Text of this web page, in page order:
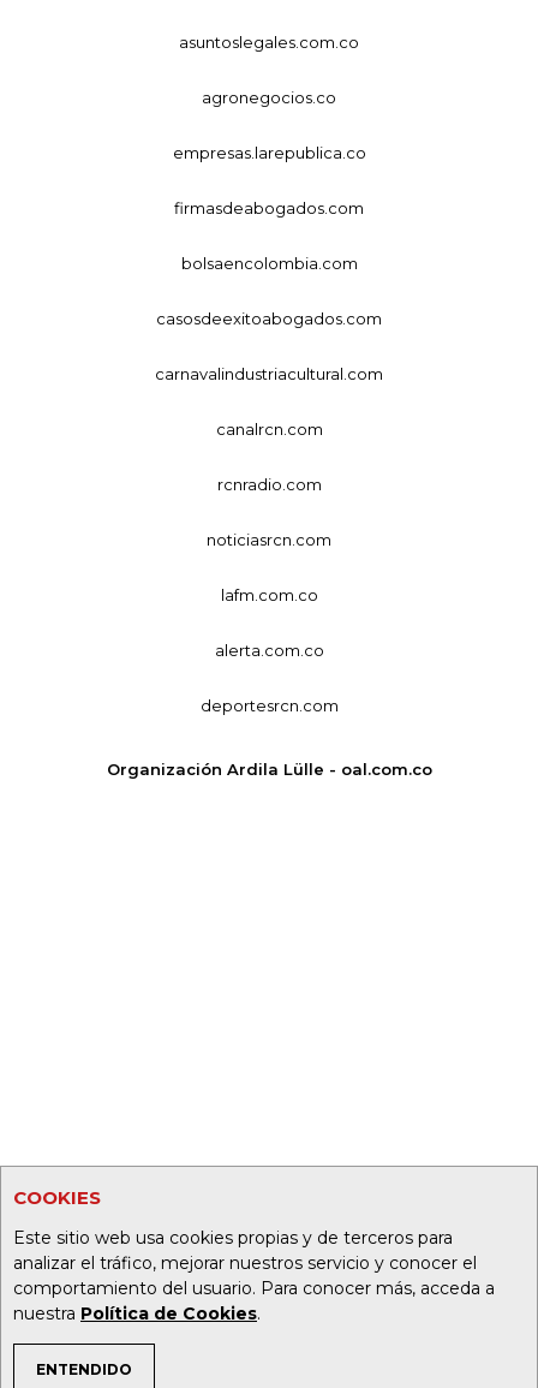
COOKIES
Este sitio web usa cookies propias y de terceros para
analizar el tráfico, mejorar nuestros servicio y conocer el
comportamiento del usuario. Para conocer más, acceda a
nuestra Política de Cookies.
ENTENDIDO
asuntoslegales.com.co
agronegocios.co
empresas.larepublica.co
firmasdeabogados.com
bolsaencolombia.com
casosdeexitoabogados.com
carnavalindustriacultural.com
canalrcn.com
rcnradio.com
noticiasrcn.com
lafm.com.co
alerta.com.co
deportesrcn.com
Organización Ardila Lülle - oal.com.co